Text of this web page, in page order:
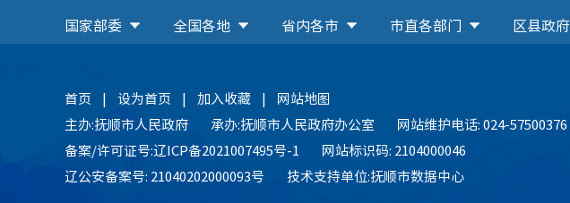
国家部委
全国各地 省内各市 市直各部门 区县政府
首页 | 设为首页 | 加入收藏 |
网站地图
主办:抚顺市人民政府
承办:抚顺市人民政府办公室
网站维护电话: 024-57500376
备案/许可证号:辽ICP备2021007495号-1
网站标识码: 2104000046
辽公安备案号: 21040202000093号
技术支持单位:抚顺市数据中心